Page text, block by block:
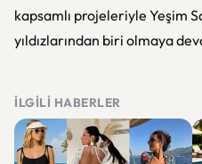
kapsamlı projeleriyle Yeşim
yıldızlarından biri olmaya
İLGILI HABERLER